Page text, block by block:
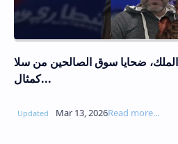
ضحايا سوق الصالحين من سلا
كمثال...